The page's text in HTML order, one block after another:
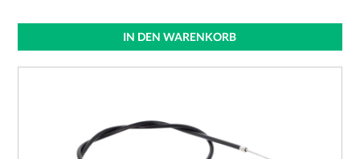
IN DEN WARENKORB